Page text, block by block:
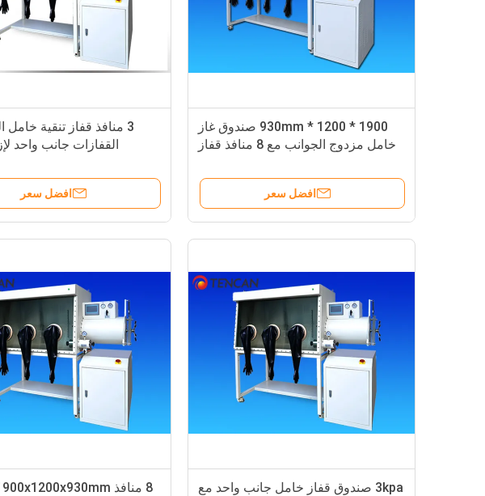
3 منافذ قفاز تنقية خامل
القفازات جانب واحد
افضل سعر
1900 * 1200 * 930mm صندوق غاز
خامل مزدوج الجوانب مع 8 منافذ قفاز
افضل سعر
3kpa صندوق قفاز خامل جانب واحد مع